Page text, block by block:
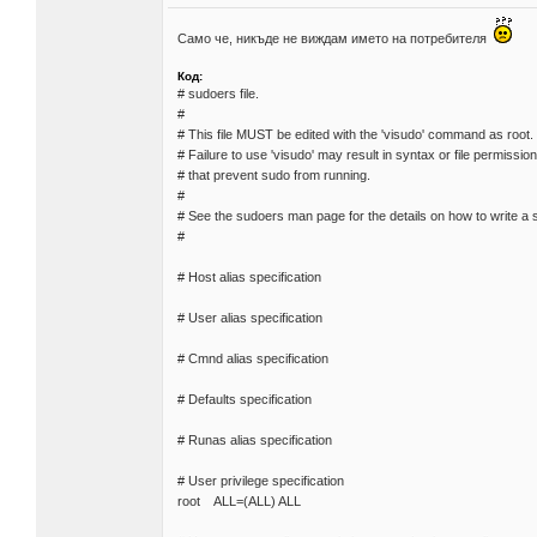
Само че, никъде не виждам името на потребителя
Код:
# sudoers file.
#
# This file MUST be edited with the 'visudo' command as root.
# Failure to use 'visudo' may result in syntax or file
# that prevent sudo from running.
#
# See the sudoers man page for the details on how to write a
#
# Host alias specification
# User alias specification
# Cmnd alias specification
# Defaults specification
# Runas alias specification
# User privilege specification
root ALL=(ALL) ALL